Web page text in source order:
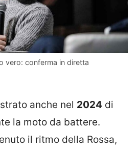
vero: conferma in diretta
anche nel 2024 di
la moto da battere.
il ritmo della Rossa,